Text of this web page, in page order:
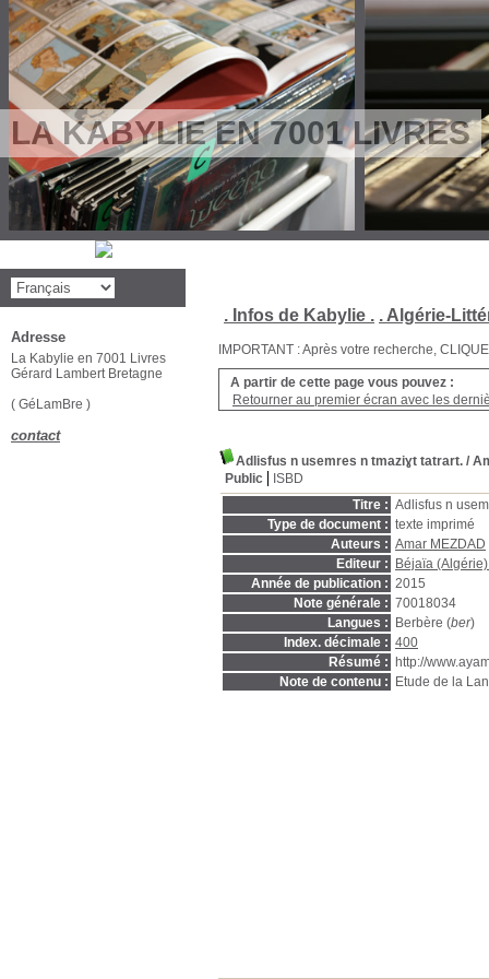
LA KABYLIE EN 7001 LIVRES
. Infos de Kabylie . . Algérie-
IMPORTANT : Après votre recherche,
A partir de cette page vous pouvez :
Retourner au premier écran avec les
Adlisfus n usemres n tmaziɣt tatrart. /
Public
ISBD
Titre : Adlisfus n
Type de document : texte imprimé
Auteurs : Amar MEZDAD
Editeur :
Béjaïa
Année de publication : 2015
Note générale : 70018034
Langues :
Berbère (ber)
Index. décimale : 400
Résumé :
http://
Note de contenu :
Etude de la
Adresse
La Kabylie en 7001 Livres
Gérard Lambert Bretagne
( GéLamBre )
contact